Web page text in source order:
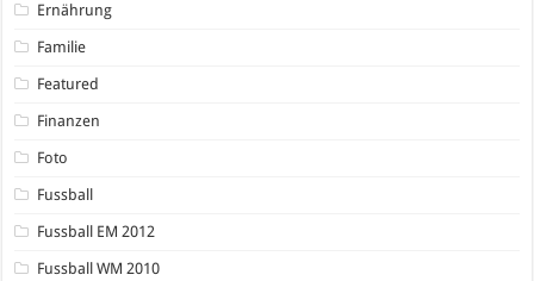
Ernährung
Familie
Featured
Finanzen
Foto
Fussball
Fussball EM 2012
Fussball WM 2010